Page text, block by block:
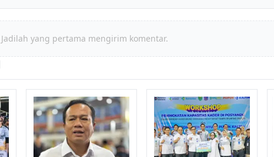
yang pertama mengirim komentar.